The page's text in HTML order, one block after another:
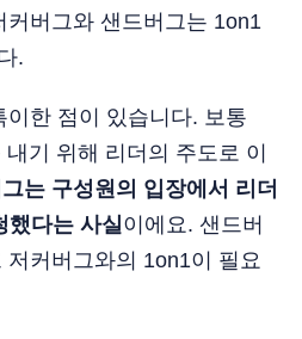
버그와 샌드버그는 1on1
.
한 점이 있습니다. 보통
기 위해 리더의 주도로 이
는 구성원의 입장에서 리더
다는 사실 이에요. 샌드버
커버그와의 1on1이 필요